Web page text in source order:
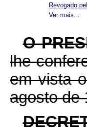
Ver mais...
Revogado
O
lhe
em vista
agosto de